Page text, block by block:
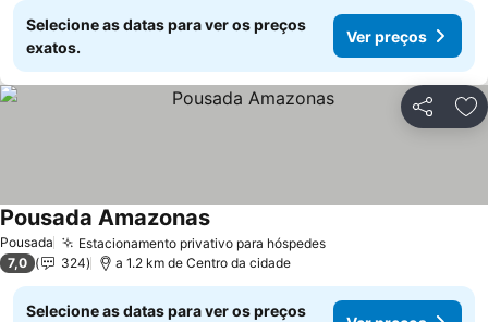
Selecione as datas para ver os preços
exatos.
Ver preços
Partilhar
Pousada Estacionamento privativo para hóspedes
Pousada Amazonas
7,0 324 a 1.2 km de Centro da cidade
Selecione as datas para ver os preços